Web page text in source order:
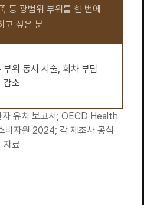
등 광범위 부위를 한 번에
고 싶은 분
위 동시 시술, 회차 부담
감소
유치 보고서; OECD Health
자원 2024; 각 제조사 공식
자료